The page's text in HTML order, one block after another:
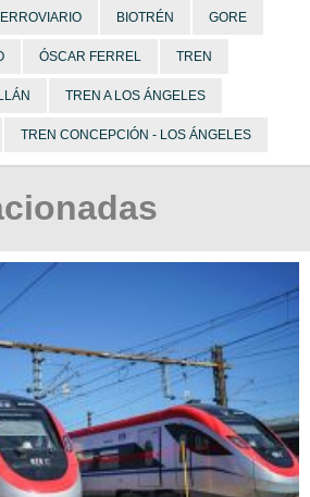
BIOTRÉN GORE
ÓSCAR FERREL TREN
TREN A LOS ÁNGELES
TREN CONCEPCIÓN - LOS ÁNGELES